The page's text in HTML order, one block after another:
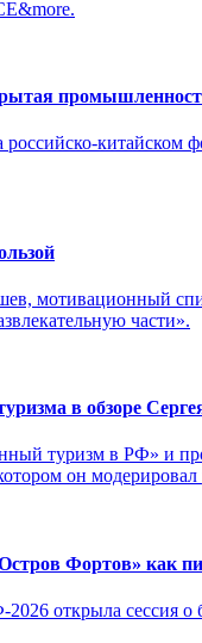
российско-
мотивационный
части».
в обзоре
туризм в РФ» и
он
Фортов» как
открыла сессия о